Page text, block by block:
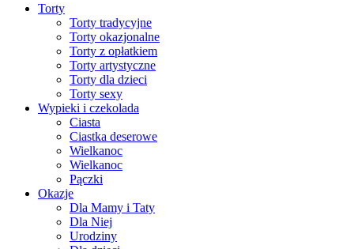
Torty
Torty tradycyjne
Torty okazjonalne
Torty z opłatkiem
Torty artystyczne
Torty dla dzieci
Torty sexy
Wypieki i czekolada
Ciasta
Ciastka deserowe
Wielkanoc
Wielkanoc
Pączki
Okazje
Dla Mamy i Taty
Dla Niej
Urodziny